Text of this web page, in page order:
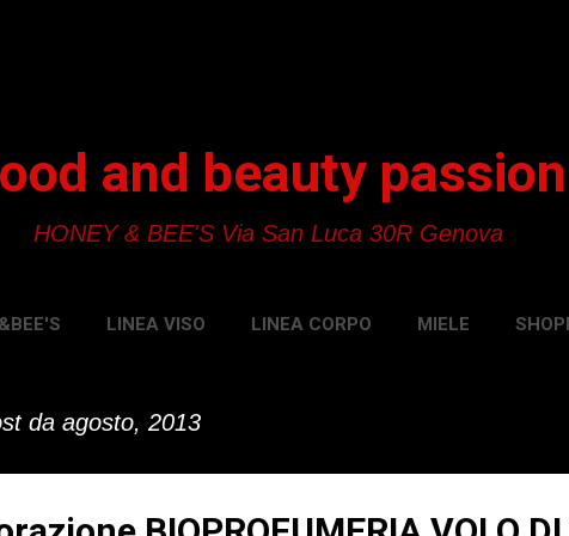
and beauty passion
HONEY & BEE'S Via San Luca 30R Genova
LINEA VISO LINEA CORPO MIELE
da agosto, 2013